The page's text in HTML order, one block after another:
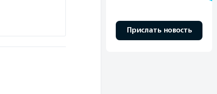
Прислать новость